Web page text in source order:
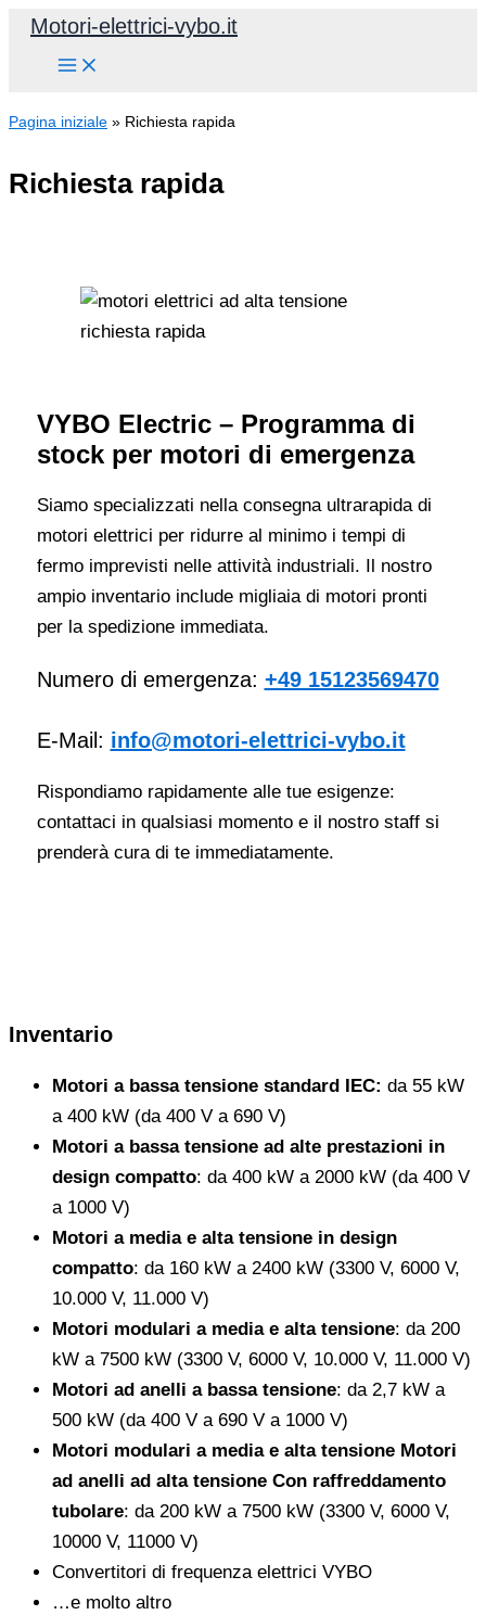
VaiMotori-elettrici-vybo.it
Pagina iniziale » Richiesta rapida
Richiesta rapida
VYBO Electric – Programma di
stock per motori di emergenza
Siamo specializzati nella consegna ultrarapida di
motori elettrici per ridurre al minimo i tempi di
fermo imprevisti nelle attività industriali. Il nostro
ampio inventario include migliaia di motori pronti
per la spedizione immediata.
Numero di emergenza: +49 15123569470
E-Mail: info@motori-elettrici-vybo.it
Rispondiamo rapidamente alle tue esigenze:
contattaci in qualsiasi momento e il nostro staff si
prenderà cura di te immediatamente.
Inventario
Motori a bassa tensione standard IEC: da 55 kW
a 400 kW (da 400 V a 690 V)
Motori a bassa tensione ad alte prestazioni in
design compatto: da 400 kW a 2000 kW (da 400 V
a 1000 V)
Motori a media e alta tensione in design
compatto: da 160 kW a 2400 kW (3300 V, 6000 V,
10.000 V, 11.000 V)
Motori modulari a media e alta tensione: da 200
kW a 7500 kW (3300 V, 6000 V, 10.000 V, 11.000 V)
Motori ad anelli a bassa tensione: da 2,7 kW a
500 kW (da 400 V a 690 V a 1000 V)
Motori modulari a media e alta tensione Motori
ad anelli ad alta tensione Con raffreddamento
tubolare: da 200 kW a 7500 kW (3300 V, 6000 V,
10000 V, 11000 V)
Convertitori di frequenza elettrici VYBO
…e molto altro